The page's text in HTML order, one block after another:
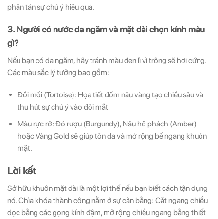
phân tán sự chú ý hiệu quả.
3. Người có nước da ngăm và mặt dài chọn kính màu
gì?
Nếu bạn có da ngăm, hãy tránh màu đen lì vì trông sẽ hơi cứng.
Các màu sắc lý tưởng bao gồm:
Đồi mồi (Tortoise): Họa tiết đốm nâu vàng tạo chiều sâu và
thu hút sự chú ý vào đôi mắt.
Màu rực rỡ: Đỏ rượu (Burgundy), Nâu hổ phách (Amber)
hoặc Vàng Gold sẽ giúp tôn da và mở rộng bề ngang khuôn
mặt.
Lời kết
Sở hữu khuôn mặt dài là một lợi thế nếu bạn biết cách tận dụng
nó. Chìa khóa thành công nằm ở sự cân bằng: Cắt ngang chiều
dọc bằng các gọng kính đậm, mở rộng chiều ngang bằng thiết